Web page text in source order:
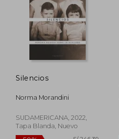
55%
dcto.
S/ 141,40
S/ 63,63
Silencios
Norma Morandini
SUDAMERICANA, 2022,
Tapa Blanda, Nuevo